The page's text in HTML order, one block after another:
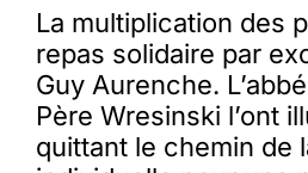
La multiplication des
repas solidaire par
Guy Aurenche.
Père Wresinski l’ont
quittant le chemin de